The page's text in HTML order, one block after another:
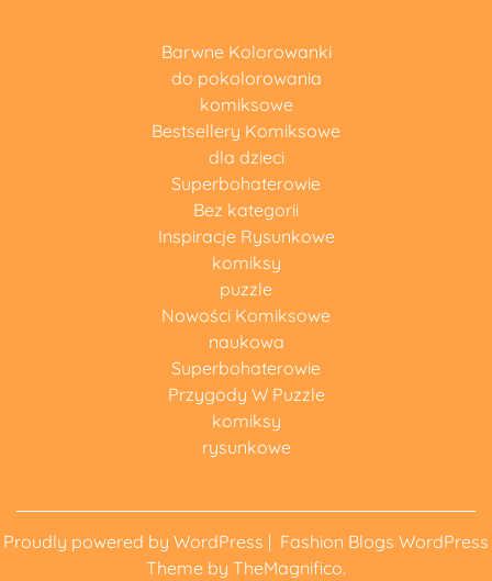
Barwne Kolorowanki
do pokolorowania
komiksowe
Bestsellery Komiksowe
dla dzieci
Superbohaterowie
Bez kategorii
Inspiracje Rysunkowe
komiksy
puzzle
Nowości Komiksowe
naukowa
Superbohaterowie
Przygody W Puzzle
komiksy
rysunkowe
Proudly powered by WordPress | Fashion Blogs WordPress
Theme by TheMagnifico.